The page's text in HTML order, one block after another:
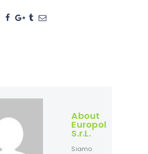
About
Europol
S.r.L.
Siamo